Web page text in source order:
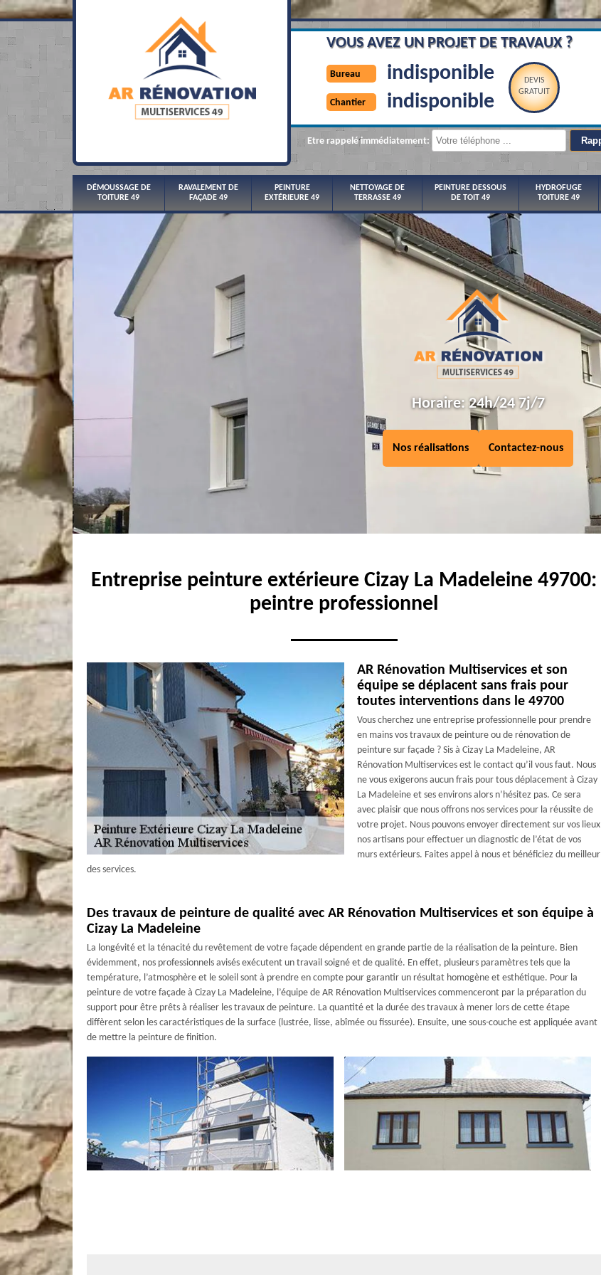
VOUS AVEZ UN PROJET DE TRAVAUX ?
Bureau indisponible
Chantier indisponible
DEVIS
GRATUIT
Etre rappelé immédiatement:
DÉMOUSSAGE DE
TOITURE 49
RAVALEMENT DE
FAÇADE 49
PEINTURE
EXTÉRIEURE 49
NETTOYAGE DE
TERRASSE 49
PEINTURE DESSOUS
DE TOIT 49
HYDROFUGE
TOITURE 49
Horaire: 24h/24 7j/7
Nos réalisations Contactez-nous
Entreprise peinture extérieure Cizay La Madeleine 49700:
peintre professionnel
AR Rénovation Multiservices et son
équipe se déplacent sans frais pour
toutes interventions dans le 49700
Vous cherchez une entreprise professionnelle pour prendre
en mains vos travaux de peinture ou de rénovation de
peinture sur façade ? Sis à Cizay La Madeleine, AR
Rénovation Multiservices est le contact qu’il vous faut. Nous
ne vous exigerons aucun frais pour tous déplacement à Cizay
La Madeleine et ses environs alors n’hésitez pas. Ce sera
avec plaisir que nous offrons nos services pour la réussite de
votre projet. Nous pouvons envoyer directement sur vos lieux
nos artisans pour effectuer un diagnostic de l’état de vos
murs extérieurs. Faites appel à nous et bénéficiez du meilleur
des services.
Des travaux de peinture de qualité avec AR Rénovation Multiservices et son équipe à
Cizay La Madeleine
La longévité et la ténacité du revêtement de votre façade dépendent en grande partie de la réalisation de la peinture. Bien
évidemment, nos professionnels avisés exécutent un travail soigné et de qualité. En effet, plusieurs paramètres tels que la
température, l’atmosphère et le soleil sont à prendre en compte pour garantir un résultat homogène et esthétique. Pour la
peinture de votre façade à Cizay La Madeleine, l’équipe de AR Rénovation Multiservices commenceront par la préparation du
support pour être prêts à réaliser les travaux de peinture. La quantité et la durée des travaux à mener lors de cette étape
diffèrent selon les caractéristiques de la surface (lustrée, lisse, abîmée ou fissurée). Ensuite, une sous-couche est appliquée avant
de mettre la peinture de finition.